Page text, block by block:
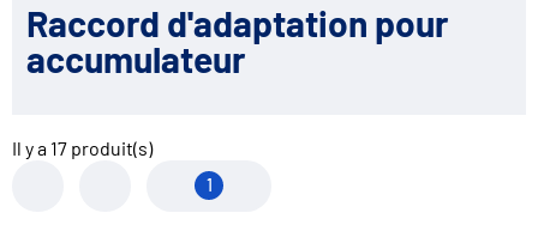
Raccord d'adaptation pour
accumulateur
Il y a 17 produit(s)
1